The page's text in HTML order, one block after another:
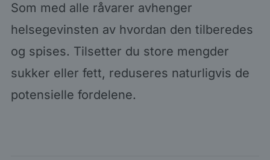
Som med alle råvarer avhenger
helsegevinsten av hvordan den tilberedes
og spises. Tilsetter du store mengder
sukker eller fett, reduseres naturligvis de
potensielle fordelene.